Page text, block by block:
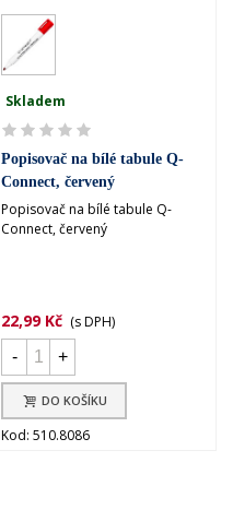
Skladem
Popisovač na bílé tabule Q-
Connect, červený
Popisovač na bílé tabule Q-
Connect, červený
22,99 Kč (s DPH)
-
+
DO KOŠÍKU
Kod: 510.8086